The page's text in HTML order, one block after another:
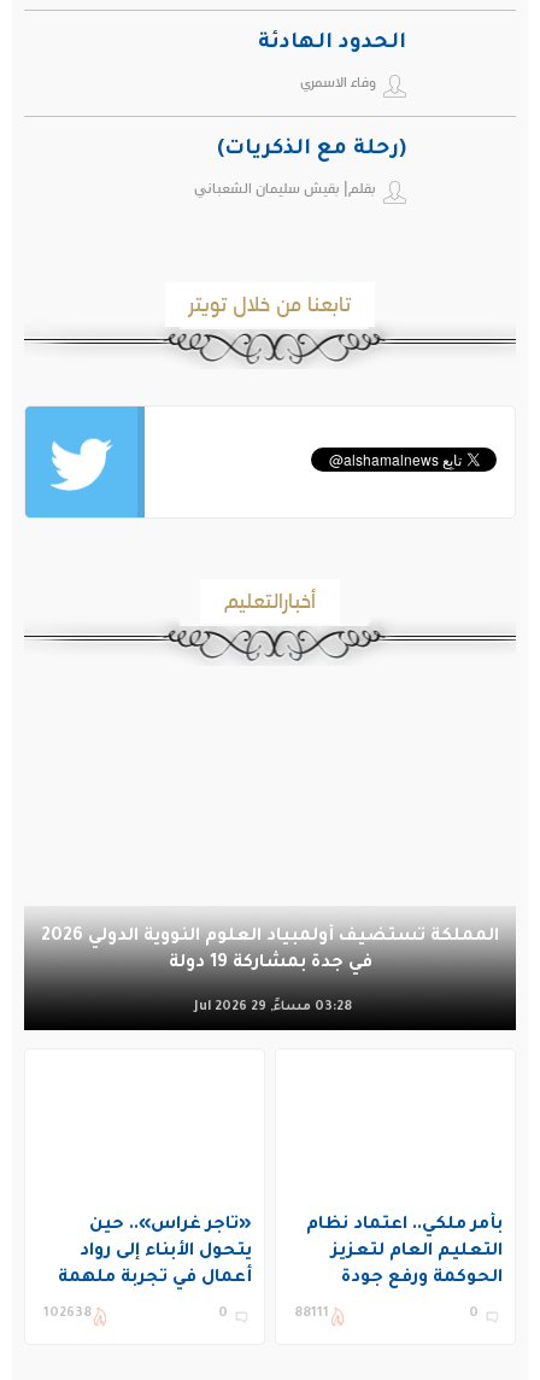
الحدود الهادئة
وفاء الاسمري
(رحلة مع الذكريات)
بقلم| بقيش سليمان الشعباني
تابعنا من خلال تويتر
أخبارالتعليم
المملكة تستضيف أولمبياد العلوم النووية الدولي 2026
في جدة بمشاركة 19 دولة
03:28 مساءً, 29 Jul 2026
بأمر ملكي.. اعتماد نظام
التعليم العام لتعزيز
الحوكمة ورفع جودة
التعليم في المملكة
0
88111
«تاجر غراس».. حين
يتحول الأبناء إلى رواد
أعمال في تجربة ملهمة
بنادي غراس الصيفي
0
102638